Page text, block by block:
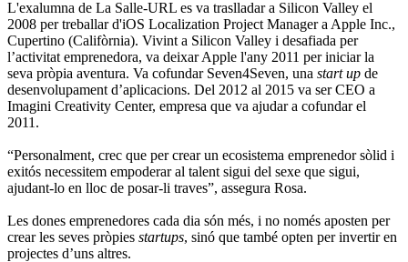
L'exalumna de La Salle-URL es va traslladar a Silicon Valley el
2008 per treballar d'iOS Localization Project Manager a Apple Inc.,
Cupertino (Califòrnia). Vivint a Silicon Valley i desafiada per
l’activitat emprenedora, va deixar Apple l'any 2011 per iniciar la
seva pròpia aventura. Va cofundar Seven4Seven, una start up de
desenvolupament d’aplicacions. Del 2012 al 2015 va ser CEO a
Imagini Creativity Center, empresa que va ajudar a cofundar el
2011.
“Personalment, crec que per crear un ecosistema emprenedor sòlid i
exitós necessitem empoderar al talent sigui del sexe que sigui,
ajudant-lo en lloc de posar-li traves”, assegura Rosa.
Les dones emprenedores cada dia són més, i no només aposten per
crear les seves pròpies startups, sinó que també opten per invertir en
projectes d’uns altres.